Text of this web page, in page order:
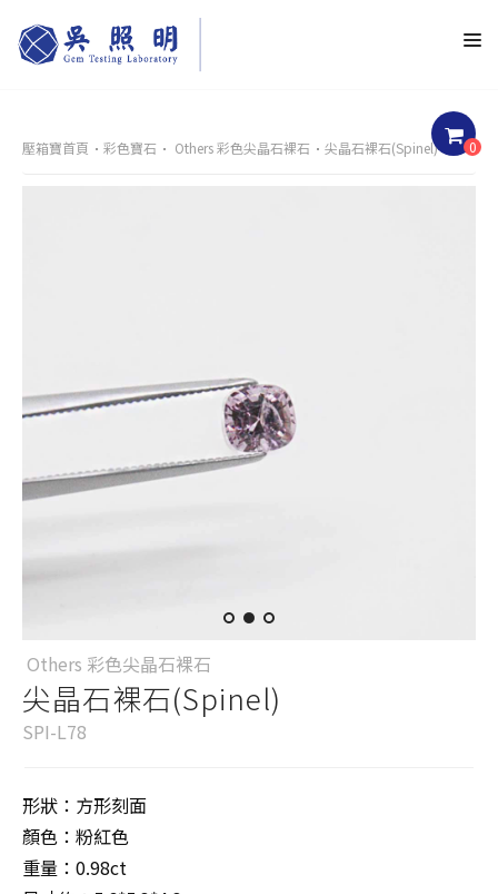
0
壓箱寶首頁 彩色寶石 Others 彩色尖晶石裸石 尖晶石裸石(Spinel)
Others 彩色尖晶石裸石
尖晶石裸石(Spinel)
SPI-L78
形狀：方形刻面
顏色：粉紅色
重量：0.98ct